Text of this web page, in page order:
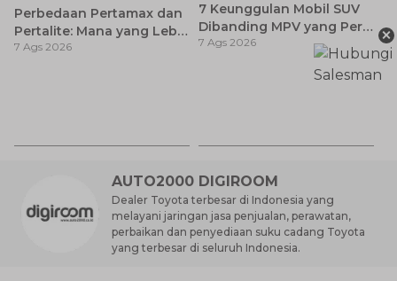
Perbedaan Pertamax dan
Pertalite: Mana yang Lebih
Baik untuk Mobil Toyota
7 Ags 2026
7 Keunggulan Mobil SUV
Dibanding MPV yang Perlu
Anda Ketahui
7 Ags 2026
AUTO2000 DIGIROOM
Dealer Toyota terbesar di Indonesia yang
melayani jaringan jasa penjualan, perawatan,
perbaikan dan penyediaan suku cadang Toyota
yang terbesar di seluruh Indonesia.
×